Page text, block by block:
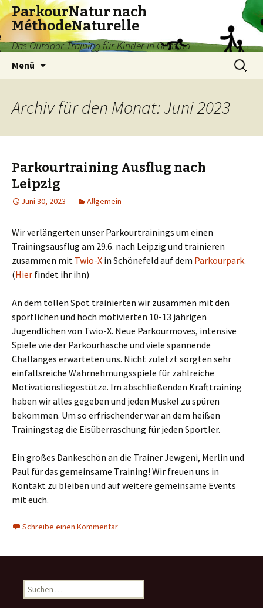
ParkourNatur nach
MéthodeNaturelle
Das Outdoor Training für Kinder in Grimma
Menü
Suchen
nach:
Archiv für den Monat: Juni 2023
Parkourtraining Ausflug nach
Leipzig
Juni 30, 2023 Allgemein
Wir verlängerten unser Parkourtrainings um einen
Trainingsausflug am 29.6. nach Leipzig und trainieren
zusammen mit Twio-X in Schönefeld auf dem Parkourpark.
(Hier findet ihr ihn)
An dem tollen Spot trainierten wir zusammen mit den
sportlichen und hoch motivierten 10-13 jährigen
Jugendlichen von Twio-X. Neue Parkourmoves, intensive
Spiele wie der Parkourhasche und viele spannende
Challanges erwarteten uns. Nicht zuletzt sorgten sehr
einfallsreiche Wahrnehmungsspiele für zahlreiche
Motivationsliegestütze. Im abschließenden Krafttraining
haben wir alles gegeben und jeden Muskel zu spüren
bekommen. Um so erfrischender war an dem heißen
Trainingstag die Eisüberraschung für jeden Sportler.
Ein großes Dankeschön an die Trainer Jewgeni, Merlin und
Paul für das gemeinsame Training! Wir freuen uns in
Kontakt zu bleiben und auf weitere gemeinsame Events
mit euch.
Schreibe einen Kommentar
Suchen
nach: